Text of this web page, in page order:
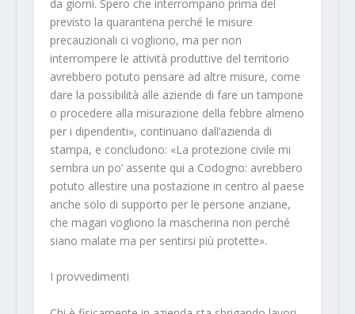
da giorni. Spero che interrompano prima del
previsto la quarantena perché le misure
precauzionali ci vogliono, ma per non
interrompere le attività produttive del territorio
avrebbero potuto pensare ad altre misure, come
dare la possibilità alle aziende di fare un tampone
o procedere alla misurazione della febbre almeno
per i dipendenti», continuano dall’azienda di
stampa, e concludono: «La protezione civile mi
sembra un po’ assente qui a Codogno: avrebbero
potuto allestire una postazione in centro al paese
anche solo di supporto per le persone anziane,
che magari vogliono la mascherina non perché
siano malate ma per sentirsi più protette».
I provvedimenti